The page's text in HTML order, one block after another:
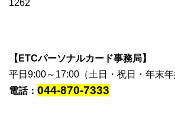
1262
【ETCパーソナルカード事務局】
平日9:00～17:00（土日・祝日・年末年
電話： 044-870-7333